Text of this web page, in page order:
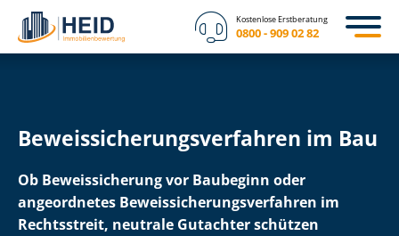
Kostenlose Erstberatung
0800 - 909 02 82
Be­weis­si­che­rungs­ver­fah­ren im Bau
Ob Beweissicherung vor Baubeginn oder
angeordnetes Be­weis­si­che­rungs­ver­fah­ren im
Rechtsstreit, neutrale Gutachter schützen